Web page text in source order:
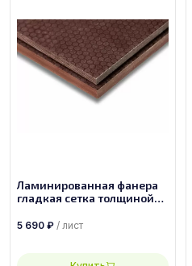
Ламинированная фанера
гладкая сетка толщиной
2500х1250, сорт 1/1
5 690 ₽ / лист